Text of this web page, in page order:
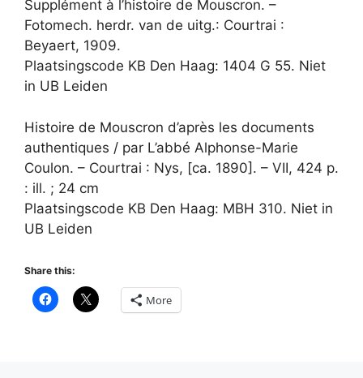
Supplément à l’histoire de Mouscron. –
Fotomech. herdr. van de uitg.: Courtrai :
Beyaert, 1909.
Plaatsingscode KB Den Haag: 1404 G 55. Niet
in UB Leiden
Histoire de Mouscron d’après les documents
authentiques / par L’abbé Alphonse-Marie
Coulon. – Courtrai : Nys, [ca. 1890]. – VII, 424 p.
: ill. ; 24 cm
Plaatsingscode KB Den Haag: MBH 310. Niet in
UB Leiden
Share this:
More